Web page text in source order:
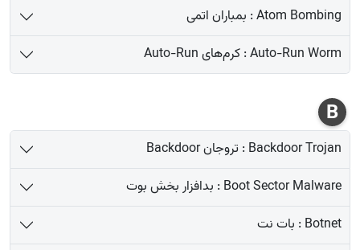
Atom Bombing : بمباران اتمی
Auto-Run Worm : کرم‌های Auto-Run
B
Backdoor Trojan : تروجان Backdoor
Boot Sector Malware : بدافزار بخش بوت
Botnet : بات نت